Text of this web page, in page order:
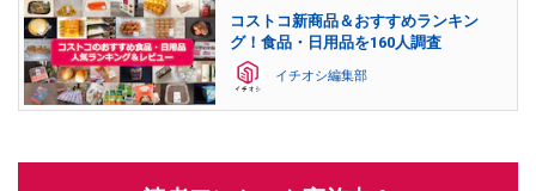
コストコ新商品＆おすすめランキン
グ！食品・日用品を160人調査
イチオシ編集部